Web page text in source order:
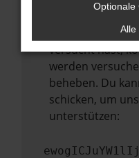
Wende dich an
Wenn du alle
versucht hast,
werden
beheben. Du
schicken, um
unterstützen:
Optionale
Alle